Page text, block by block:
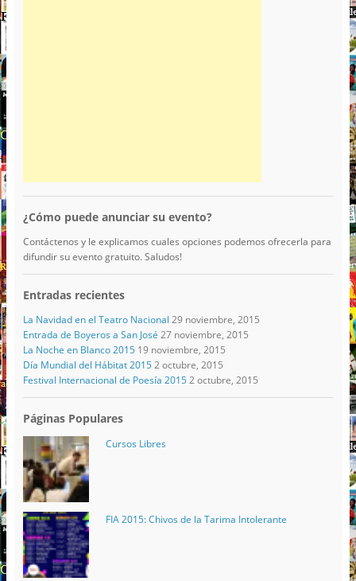
¿Cómo puede anunciar su evento?
Contáctenos y le explicamos cuales opciones podemos ofrecerla para
difundir su evento gratuito. Saludos!
Entradas recientes
La Navidad en el Teatro Nacional 29 noviembre, 2015
Entrada de Boyeros a San José 27 noviembre, 2015
La Noche en Blanco 2015 19 noviembre, 2015
Día Mundial del Hábitat 2015 2 octubre, 2015
Festival Internacional de Poesía 2015 2 octubre, 2015
Páginas Populares
Cursos Libres
FIA 2015: Chivos de la Tarima Intolerante